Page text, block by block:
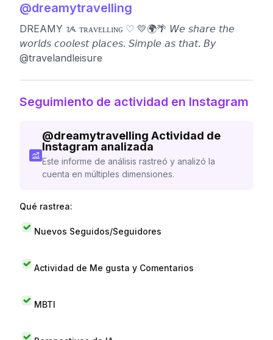
@dreamytravelling
DREAMY ᝰ ᴛʀᴀᴠᴇʟʟɪɴɢ ♡ 💛🌍🌴 𝘞𝘦 𝘴𝘩𝘢𝘳𝘦 𝘵𝘩𝘦
𝘸𝘰𝘳𝘭𝘥𝘴 𝘤𝘰𝘰𝘭𝘦𝘴𝘵 𝘱𝘭𝘢𝘤𝘦𝘴. 𝘚𝘪𝘮𝘱𝘭𝘦 𝘢𝘴 𝘵𝘩𝘢𝘵. 𝘉𝘺
@travelandleisure
Seguimiento de actividad en Instagram
@dreamytravelling Actividad de
Instagram analizada
Este informe de análisis rastreó y analizó la
cuenta en múltiples dimensiones.
Qué rastrea:
Nuevos Seguidos/Seguidores
Actividad de Me gusta y Comentarios
MBTI